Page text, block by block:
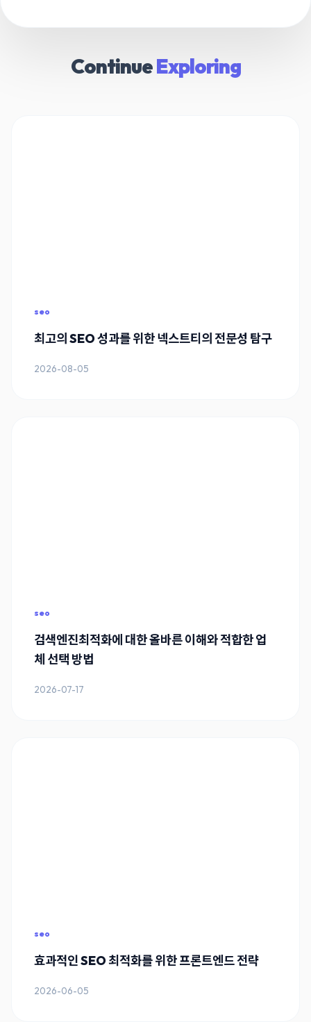
ContinueExploring
seo
최고의 SEO 성과를 위한 넥스트티의 전문성 탐구
2026-08-05
seo
검색엔진최적화에 대한 올바른 이해와 적합한 업
체 선택 방법
2026-07-17
seo
효과적인 SEO 최적화를 위한 프론트엔드 전략
2026-06-05